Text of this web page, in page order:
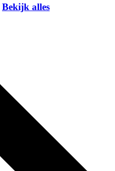
Bekijk alles